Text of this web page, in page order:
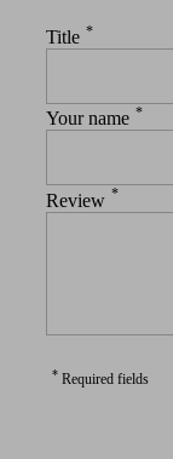
Title *
Your name *
Review *
* Required fields